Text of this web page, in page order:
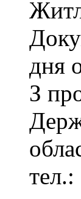
дня
З